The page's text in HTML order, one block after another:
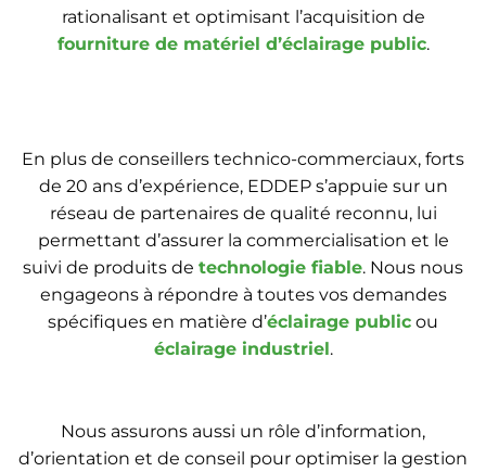
rationalisant et optimisant l’acquisition de
fourniture de matériel d’éclairage public.
En plus de conseillers technico-commerciaux, forts
de 20 ans d’expérience, EDDEP s’appuie sur un
réseau de partenaires de qualité reconnu, lui
permettant d’assurer la commercialisation et le
suivi de produits de technologie fiable. Nous nous
engageons à répondre à toutes vos demandes
spécifiques en matière d’éclairage public ou
éclairage industriel.
Nous assurons aussi un rôle d’information,
d’orientation et de conseil pour optimiser la gestion